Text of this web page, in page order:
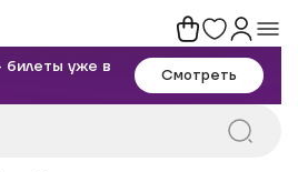
билеты уже в
Смотреть